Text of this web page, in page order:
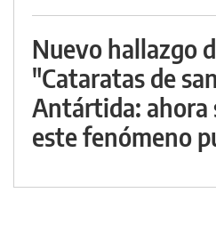
Nuevo hallazgo
"Cataratas de
Antártida: ahora
este fenómeno